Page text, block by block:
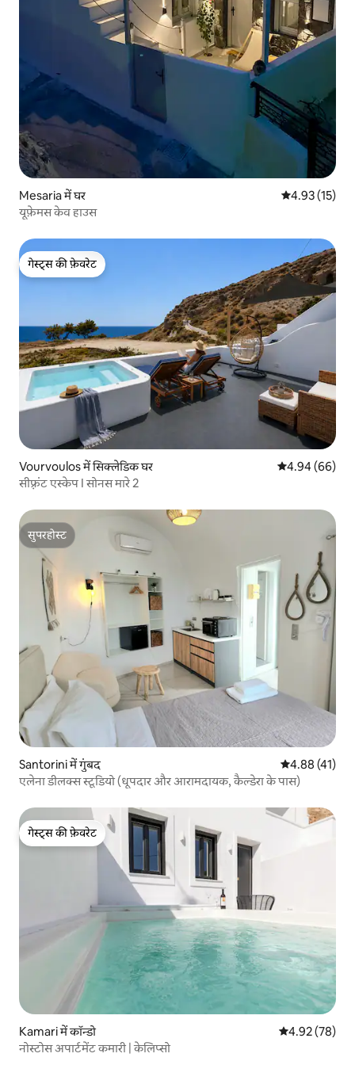
Mesaria में घर औसत रेटिंग 5 में
4.93 (15)
यूफ़ेमस केव हाउस
गेस्ट्स की फ़ेवरेट
गेस्ट्स की फ़ेवरेट
Vourvoulos में सिक्लेडिक घर औसत रेटिंग 5 में
4.94 (66)
सीफ़्रंट एस्केप I सोनस मारे 2
सुपरहोस्ट
सुपरहोस्ट
Santorini में गुंबद औसत रेटिंग 5 में
4.88 (41)
एलेना डीलक्स स्टूडियो (धूपदार और आरामदायक, कैल्डेरा के पास)
गेस्ट्स की फ़ेवरेट
गेस्ट्स की फ़ेवरेट
Kamari में कॉन्डो औसत रेटिंग 5 में
4.92 (78)
नोस्टोस अपार्टमेंट कमारी | केलिप्सो